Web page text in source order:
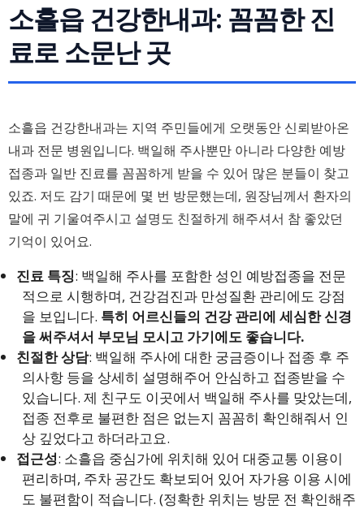
소흘읍 건강한내과: 꼼꼼한 진
료로 소문난 곳
소흘읍 건강한내과는 지역 주민들에게 오랫동안 신뢰받아온
내과 전문 병원입니다. 백일해 주사뿐만 아니라 다양한 예방
접종과 일반 진료를 꼼꼼하게 받을 수 있어 많은 분들이 찾고
있죠. 저도 감기 때문에 몇 번 방문했는데, 원장님께서 환자의
말에 귀 기울여주시고 설명도 친절하게 해주셔서 참 좋았던
기억이 있어요.
진료 특징: 백일해 주사를 포함한 성인 예방접종을 전문
적으로 시행하며, 건강검진과 만성질환 관리에도 강점
을 보입니다. 특히 어르신들의 건강 관리에 세심한 신경
을 써주셔서 부모님 모시고 가기에도 좋습니다.
친절한 상담: 백일해 주사에 대한 궁금증이나 접종 후 주
의사항 등을 상세히 설명해주어 안심하고 접종받을 수
있습니다. 제 친구도 이곳에서 백일해 주사를 맞았는데,
접종 전후로 불편한 점은 없는지 꼼꼼히 확인해줘서 인
상 깊었다고 하더라고요.
접근성: 소흘읍 중심가에 위치해 있어 대중교통 이용이
편리하며, 주차 공간도 확보되어 있어 자가용 이용 시에
도 불편함이 적습니다. (정확한 위치는 방문 전 확인해주